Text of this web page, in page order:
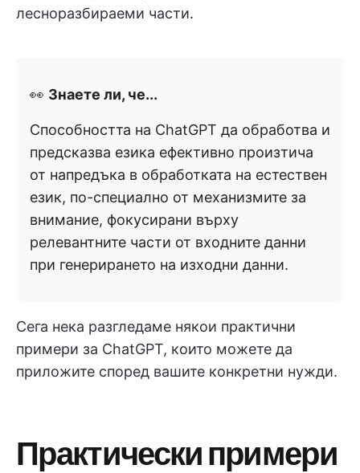
лесноразбираеми части.
👀 Знаете ли, че...
Способността на ChatGPT да обработва и
предсказва езика ефективно произтича
от напредъка в обработката на естествен
език, по-специално от механизмите за
внимание, фокусирани върху
релевантните части от входните данни
при генерирането на изходни данни.
Сега нека разгледаме някои практични
примери за ChatGPT, които можете да
приложите според вашите конкретни нужди.
Практически примери